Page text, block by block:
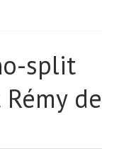
split
de